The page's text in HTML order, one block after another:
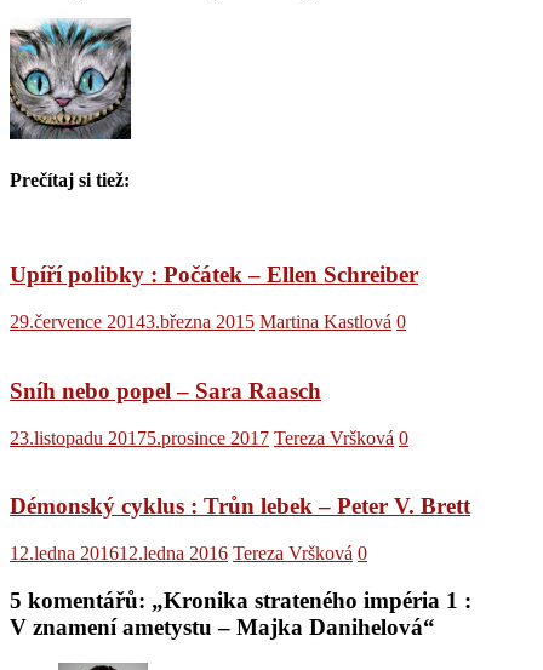
Prečítaj si tiež:
Upíří polibky : Počátek – Ellen Schreiber
29.července 20143.března 2015 Martina Kastlová 0
Sníh nebo popel – Sara Raasch
23.listopadu 20175.prosince 2017 Tereza Vršková 0
Démonský cyklus : Trůn lebek – Peter V. Brett
12.ledna 201612.ledna 2016 Tereza Vršková 0
5 komentářů: „Kronika strateného impéria 1 :
V znamení ametystu – Majka Danihelová“